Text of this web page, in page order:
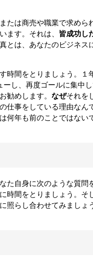
たは商売や職業で求めら
ます。それは、 皆成功し
とは、あなたのビジネ
時間をとりましょう。
１
し、再度ゴールに集中
勧めします。 なぜそれを
仕事をしている理由な
年も前のことではない
た自身に次のような質問
時間をとりましょう。
に照らし合わせてみましょう